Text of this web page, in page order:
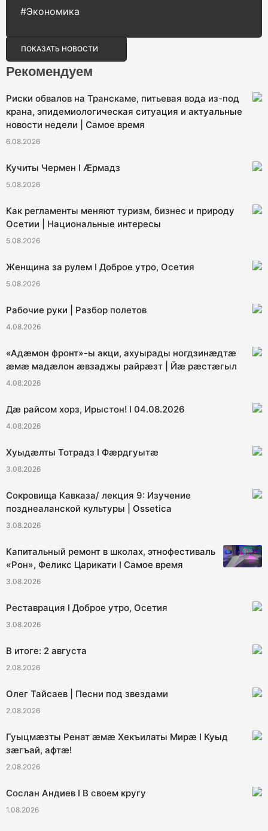
#Экономика
ПОКАЗАТЬ НОВОСТИ
Рекомендуем
Риски обвалов на Транскаме, питьевая вода из-под
крана, эпидемиологическая ситуация и актуальные
новости недели | Самое время
6.08.2026
Кучиты Чермен I Æрмадз
5.08.2026
Как регламенты меняют туризм, бизнес и природу
Осетии | Национальные интересы
5.08.2026
Женщина за рулем I Доброе утро, Осетия
5.08.2026
Рабочие руки | Разбор полетов
4.08.2026
«Адæмон фронт»-ы акци, ахуырады ногдзинæдтæ
æмæ мадæлон æвзаджы райрæзт | Йæ рæстæгыл
4.08.2026
Дæ райсом хорз, Ирыстон! I 04.08.2026
4.08.2026
Хуыдæлты Тотрадз I Фæрдгуытæ
3.08.2026
Сокровища Кавказа/ лекция 9: Изучение
позднеаланской культуры | Ossetica
3.08.2026
Капитальный ремонт в школах, этнофестиваль
«Рон», Феликс Царикати I Самое время
3.08.2026
Реставрация I Доброе утро, Осетия
3.08.2026
В итоге: 2 августа
2.08.2026
Олег Тайсаев | Песни под звездами
2.08.2026
Гуыцмӕзты Ренат ӕмӕ Хекъилаты Мирӕ I Куыд
зӕгъай, афтӕ!
2.08.2026
Сослан Андиев I В своем кругу
1.08.2026